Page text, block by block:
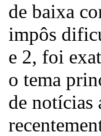
de baixa
impôs
e 2, foi
o tema
de notícias